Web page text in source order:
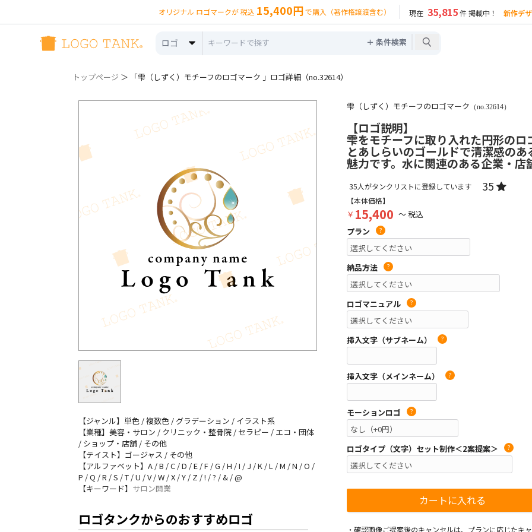
オリジナル ロゴマークが 税込 15,400円 で購入（著作権譲渡含む） 現在 35,815件 掲載中！ 新作デ
ロゴ ＋ 条件検索
トップページ ＞ 「雫（しずく）モチーフのロゴマーク 」ロゴ詳細（no.32614）
【ジャンル】単色 / 複数色 / グラデーション / イラスト系
【業種】美容・サロン / クリニック・整骨院 / セラピー / エコ・団体
/ ショップ・店舗 / その他
【テイスト】ゴージャス / その他
【アルファベット】A / B / C / D / E / F / G / H / I / J / K / L / M / N / O /
P / Q / R / S / T / U / V / W / X / Y / Z / ! / ? / & / @
【キーワード】 サロン開業
ロゴタンクからのおすすめロゴ
雫（しずく）モチーフのロゴマーク （no.32614）
【ロゴ説明】
雫をモチーフに取り入れた円形のロ
とあしらいのゴールドで清潔感の
魅力です。水に関連のある企業・店
35人がタンクリストに登録しています 35
【本体価格】
￥ 15,400 ～ 税込
プラン
?
納品方法 ?
ロゴマニュアル ?
挿入文字（サブネーム） ?
挿入文字（メインネーム） ?
モーションロゴ ?
ロゴタイプ（文字）セット制作＜2案提案＞ ?
・確認画像ご提案後のキャンセルは、プランに応じたキ